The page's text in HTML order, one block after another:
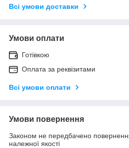
Всі умови доставки
Умови оплати
Готівкою
Оплата за реквізитами
Всі умови оплати
Умови повернення
Законом не передбачено
належної якості